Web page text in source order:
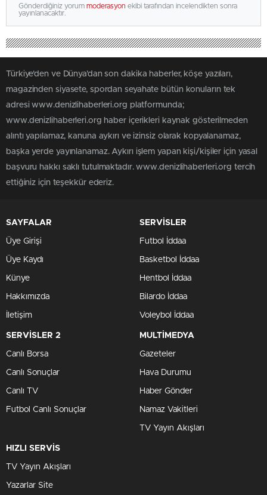
Gönderdiğiniz yorum moderasyon ekibi tarafından incelendikten sonra
yayınlanacaktır.
Türkiye'den ve Dünya’dan son dakika haberler, köşe yazıları,
magazinden siyasete, spordan seyahate bütün konuların tek
adresi www.denizlihaberleri.org platformunda;
www.denizlihaberleri.org haber içerikleri kaynak gösterilmeden
alıntı yapılamaz, kanuna aykırı ve izinsiz olarak kopyalanamaz,
başka yerde yayınlanamaz. Aykırı işlem yapan kişi/kişiler için yasal
başvuru hakkı saklı tutulmaktadır. www.denizlihaberleri.org tercih
ettiğiniz için teşekkür ederiz.
SAYFALAR
Üye Girişi
Üye Kaydı
Künye
Hakkımızda
İletişim
SERVİSLER
Futbol İddaa
Basketbol İddaa
Hentbol İddaa
Bilardo İddaa
Voleybol İddaa
SERVİSLER 2
Canlı Borsa
Canlı Sonuçlar
Canlı TV
Futbol Canlı Sonuçlar
MULTİMEDYA
Gazeteler
Hava Durumu
Haber Gönder
Namaz Vakitleri
TV Yayın Akışları
HIZLI SERVİS
TV Yayın Akışları
Yazarlar Site